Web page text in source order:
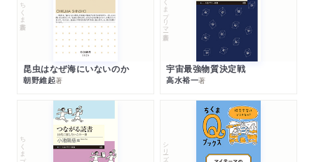
ちくま新書
昆虫はなぜ海にいないのか
朝野維起著
ちくまプリマー新書
宇宙最強物質決定戦
高水裕一著
ちくまプリマー新書 シリーズ・全集